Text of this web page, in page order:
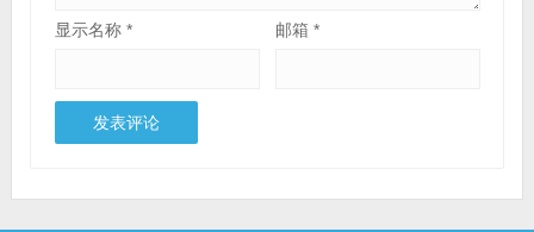
显示名称 * 邮箱*